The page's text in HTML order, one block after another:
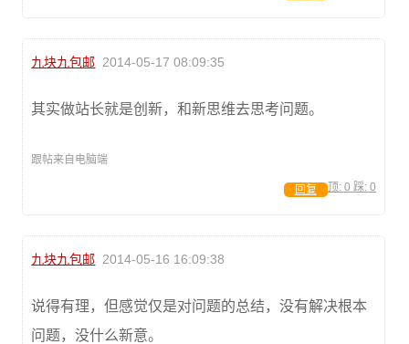
九块九包邮 2014-05-17 08:09:35
其实做站长就是创新，和新思维去思考问题。
跟帖来自电脑端
顶: 0 踩: 0
回复
九块九包邮 2014-05-16 16:09:38
说得有理，但感觉仅是对问题的总结，没有解决根本
问题，没什么新意。